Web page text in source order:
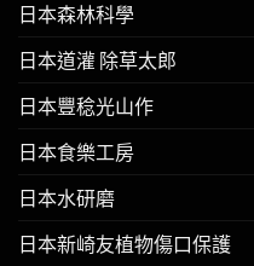
日本森林科學
日本道灌 除草太郎
日本豐稔光山作
日本食樂工房
日本水研磨
日本新崎友植物傷口保護